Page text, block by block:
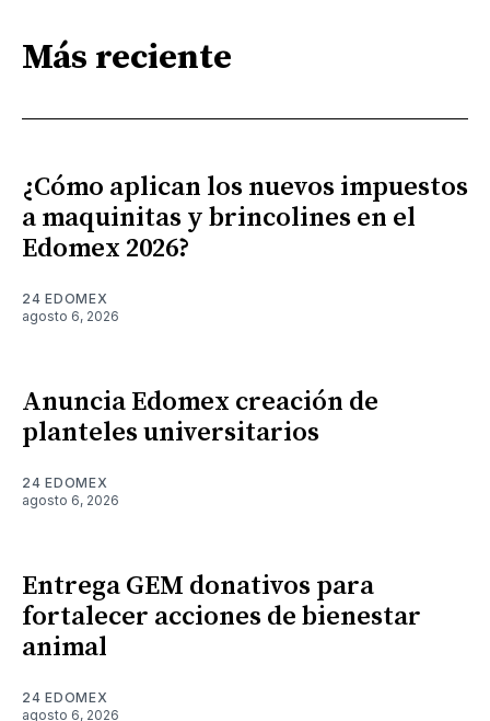
Más reciente
¿Cómo aplican los nuevos impuestos
a maquinitas y brincolines en el
Edomex 2026?
24 EDOMEX
agosto 6, 2026
Anuncia Edomex creación de
planteles universitarios
24 EDOMEX
agosto 6, 2026
Entrega GEM donativos para
fortalecer acciones de bienestar
animal
24 EDOMEX
agosto 6, 2026